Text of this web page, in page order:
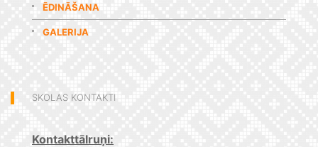
ĒDINĀŠANA
GALERIJA
SKOLAS KONTAKTI
Kontakttālruņi: